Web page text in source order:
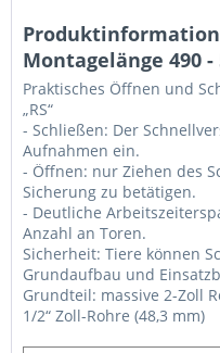
Montagelänge 490 -
Praktisches Öffnen und
„RS“
- Schließen: Der
Aufnahmen ein.
- Öffnen: nur Ziehen des
Sicherung zu betätigen.
- Deutliche
Anzahl an Toren.
Sicherheit: Tiere können
Grundaufbau und
Grundteil: massive 2-Zoll
1/2“ Zoll-Rohre (48,3 mm)